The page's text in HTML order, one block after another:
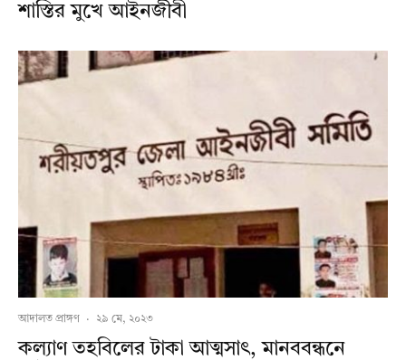
শাস্তির মুখে আইনজীবী
আদালত প্রাঙ্গণ · ২৯ মে, ২০২৩
কল্যাণ তহবিলের টাকা আত্মসাৎ, মানববন্ধনে